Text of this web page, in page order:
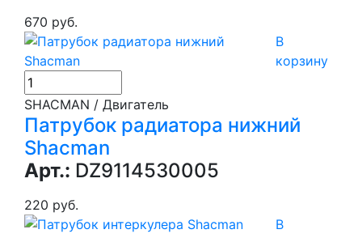
670 руб.
В
корзину
SHACMAN / Двигатель
Патрубок радиатора нижний
Shacman
Арт.: DZ9114530005
220 руб.
В